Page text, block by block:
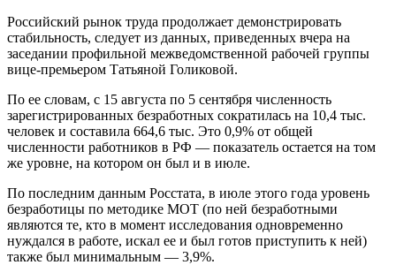
Российский рынок труда продолжает демонстрировать
стабильность, следует из данных, приведенных вчера на
заседании профильной межведомственной рабочей группы
вице-премьером Татьяной Голиковой.
По ее словам, с 15 августа по 5 сентября численность
зарегистрированных безработных сократилась на 10,4 тыс.
человек и составила 664,6 тыс. Это 0,9% от общей
численности работников в РФ — показатель остается на том
же уровне, на котором он был и в июле.
По последним данным Росстата, в июле этого года уровень
безработицы по методике МОТ (по ней безработными
являются те, кто в момент исследования одновременно
нуждался в работе, искал ее и был готов приступить к ней)
также был минимальным — 3,9%.